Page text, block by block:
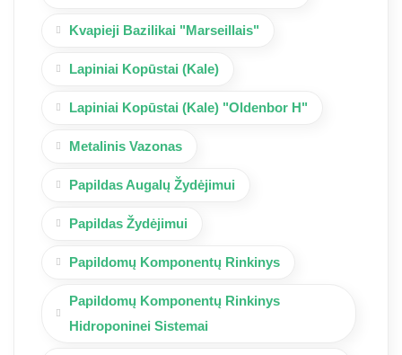
Kvapieji Bazilikai "Marseillais"
Lapiniai Kopūstai (Kale)
Lapiniai Kopūstai (Kale) "Oldenbor H"
Metalinis Vazonas
Papildas Augalų Žydėjimui
Papildas Žydėjimui
Papildomų Komponentų Rinkinys
Papildomų Komponentų Rinkinys
Hidroponinei Sistemai